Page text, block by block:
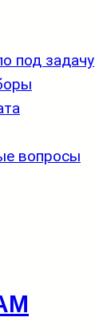
под задачу
вопросы